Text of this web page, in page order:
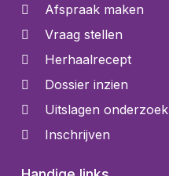
Afspraak maken
Vraag stellen
Herhaalrecept
Dossier inzien
Uitslagen onderzoek
Inschrijven